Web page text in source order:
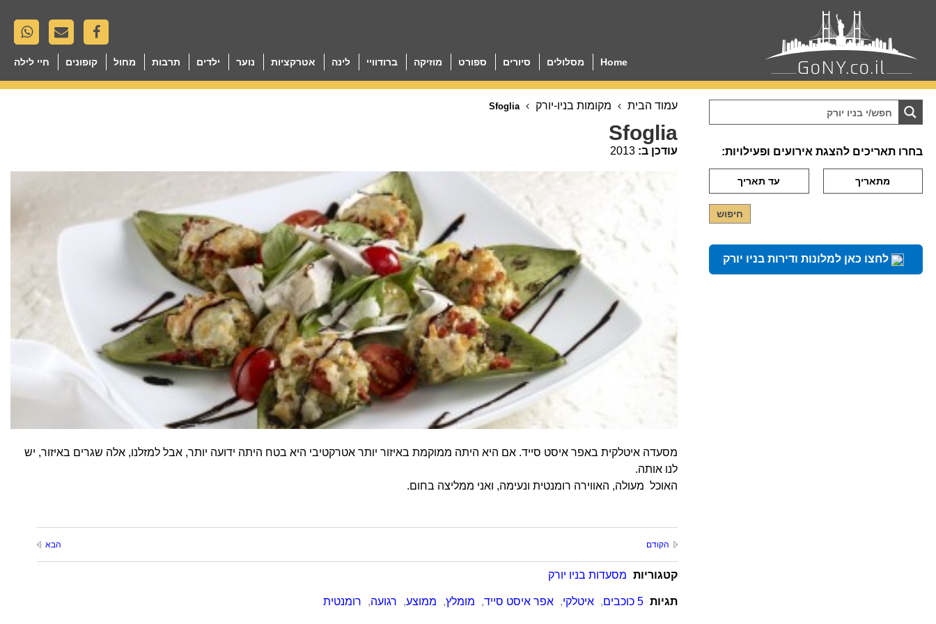
Home מסלולים סיורים ספורט מוזיקה ברודוויי לינה אטרקציות נוער ילדים תרבות מחול קופונים חיי לילה
עמוד הבית מקומות בניו-יורק
Sfoglia
עודכן ב: 2013
מסעדה איטלקית באפר איסט סייד. אם היא היתה ממוקמת באיזור יותר אטרקטיבי היא בטח היתה ידועה יותר, אבל למזלנו, אלה שגרים באיזור, יש
לנו אותה.
האוכל מעולה, האווירה רומנטית ונעימה, ואני ממליצה בחום.
הקודם הבא
קטגוריות מסעדות בניו יורק
תגיות 5 כוכבים , איטלקי, אפר איסט סייד, מומלץ, ממוצע, רגועה, רומנטית
בחרו תאריכים להצגת אירועים ופעילויות:
לחצו כאן למלונות ודירות בניו יורק